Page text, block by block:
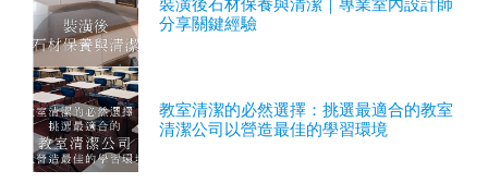
分享關鍵經驗
教室清潔的必然選擇：挑選最適合的教室
清潔公司以營造最佳的學習環境